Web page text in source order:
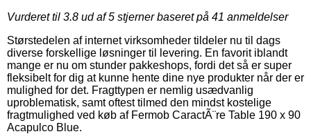
Vurderet til 3.8 ud af 5 stjerner baseret på 41 anmeldelser
Størstedelen af internet virksomheder tildeler nu til dags
diverse forskellige løsninger til levering. En favorit iblandt
mange er nu om stunder pakkeshops, fordi det så er super
fleksibelt for dig at kunne hente dine nye produkter når der er
mulighed for det. Fragttypen er nemlig usædvanlig
uproblematisk, samt oftest tilmed den mindst kostelige
fragtmulighed ved køb af Fermob CaractÃ¨re Table 190 x 90
Acapulco Blue.